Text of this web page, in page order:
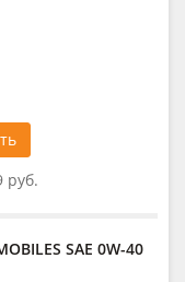
руб.
SAE 0W-40